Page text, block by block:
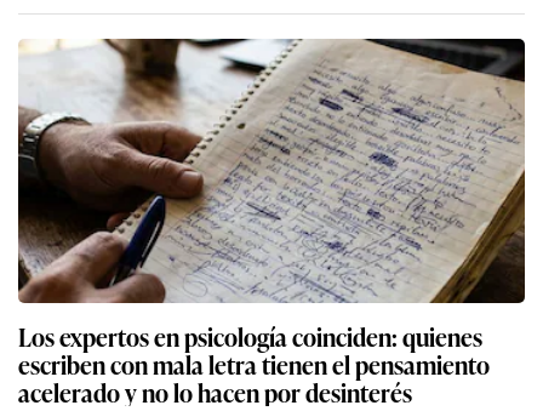
Los expertos en psicología coinciden: quienes
escriben con mala letra tienen el pensamiento
acelerado y no lo hacen por desinterés